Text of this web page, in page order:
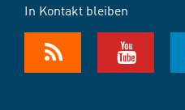
In Kontakt bleiben